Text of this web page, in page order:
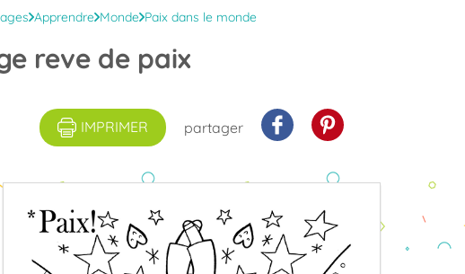
Apprendre Monde Paix dans le monde
reve de paix
IMPRIMER partager